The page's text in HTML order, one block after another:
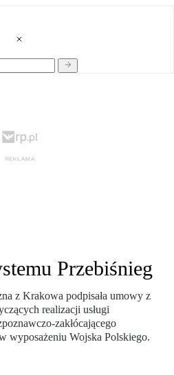
Przebiśnieg
z Krakowa podpisała umowy z
realizacji usługi
zakłócającego
wyposażeniu Wojska Polskiego.